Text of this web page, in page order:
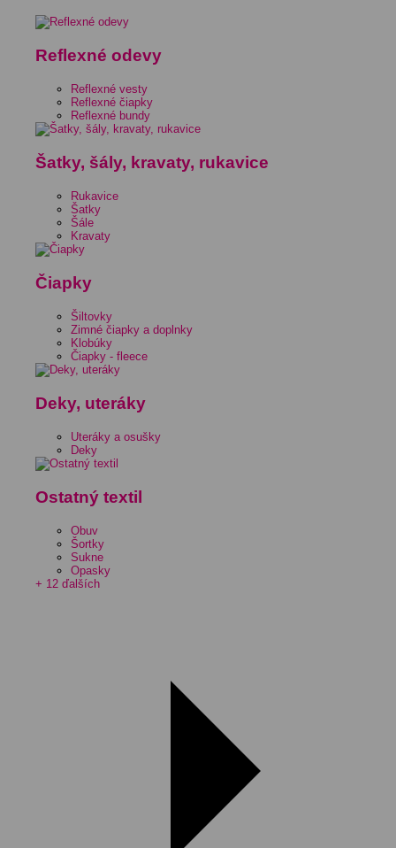
Reflexné odevy
Reflexné vesty
Reflexné čiapky
Reflexné bundy
Šatky, šály, kravaty, rukavice
Rukavice
Šatky
Šále
Kravaty
Čiapky
Šiltovky
Zimné čiapky a doplnky
Klobúky
Čiapky - fleece
Deky, uteráky
Uteráky a osušky
Deky
Ostatný textil
Obuv
Šortky
Sukne
Opasky
+ 12 ďalších